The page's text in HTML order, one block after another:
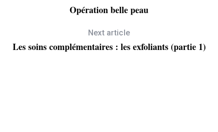
Opération belle peau
Next article
Les soins complémentaires : les exfoliants (partie 1)